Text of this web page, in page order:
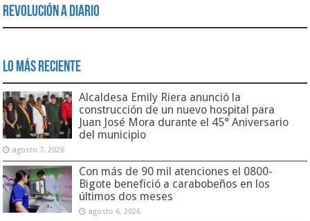
Revolución a Diario
Lo Más Reciente
Alcaldesa Emily Riera anunció la
construcción de un nuevo hospital para
Juan José Mora durante el 45° Aniversario
del municipio
agosto 7, 2026
Con más de 90 mil atenciones el 0800-
Bigote benefició a carabobeños en los
últimos dos meses
agosto 6, 2026